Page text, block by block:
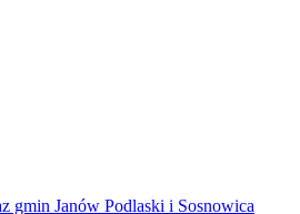
gmin Janów Podlaski i Sosnowica